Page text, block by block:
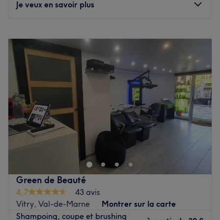
Les spécialités de l’établissement : les soins du visage et
Voir le salon
Je veux en savoir plus
Mardi
09:30–
Mercredi
19:30
Jeudi
09:30
Vendredi
09:30
19:30
Samedi
09:30
19:30
Dimanche
Fermé
Installé à Orly, venez découvrir le salon de coiffure
Atelier Intermède ! Vous profiterez d'un agréable moment
dans un lieu joliment décoré où vous vous sentirez bien.
Fatiha vous reçoit avec le sourire pour vous proposer des
prestations personnalisées tout en répondant à vos
besoins, afin de sublimer et mettre en valeur votre
chevelure.
Green de Beauté
4,7
43 avis
Vitry, Val-de-Marne
Montrer sur la carte
Shampoing, coupe et brushing